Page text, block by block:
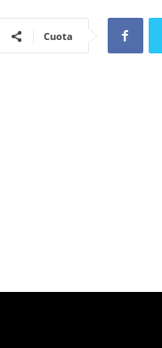
Cuota